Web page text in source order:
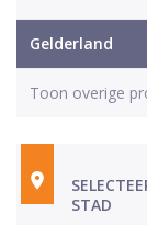
Gelderland
Toon overige
STAD